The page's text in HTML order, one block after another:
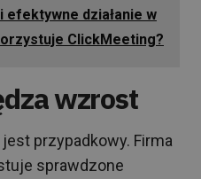
efektywne działanie w
ClickMeeting?
wzrost
przypadkowy. Firma
sprawdzone